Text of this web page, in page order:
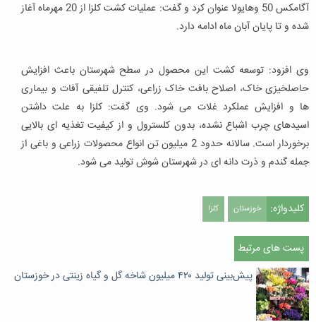
آگامکس 50 وهایولا عنوان کرد و گفت: عملیات کشت کلزا از 20 مهرماه آغاز
شده و تا پایان آبان ماه ادامه دارد.
وی افزود: توسعه کشت این محصول در سطح شهرستان باعث افزایش
حاصلخیزی خاک، اصلاح بافت خاک زراعی، کنترل تلفیقی آفات و بیماری
ها و افزایش عملکرد غلات می شود. وی گفت: کلزا به علت داشتن
اسیدهای چرب اشباع ‌نشده، بدون کلسترول و از کیفیت تغذیه ‌ای بالایی
برخوردار است. سالانه حدود 2 میلیون تن انواع محصولات زراعی و باغی از
جمله گندم و ذرت دانه ای در شهرستان شوش تولید می شود.
کلیدواژه: خوزستان کلزا
پست های مرتبط
پیش‌بینی تولید ۴۲۰ میلیون شاخه گل و گیاه زینتی در خوزستان